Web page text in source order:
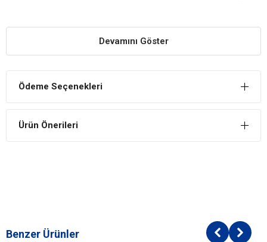
Hamile, yavru ve emziren kedilerin sağlığını destekleyici içeriğe
Diyetlere Katkı Sağlar
Taze Kemiksiz Tavuk %30
Devamını Göster
Ödeme Seçenekleri
Ürün Önerileri
Benzer Ürünler